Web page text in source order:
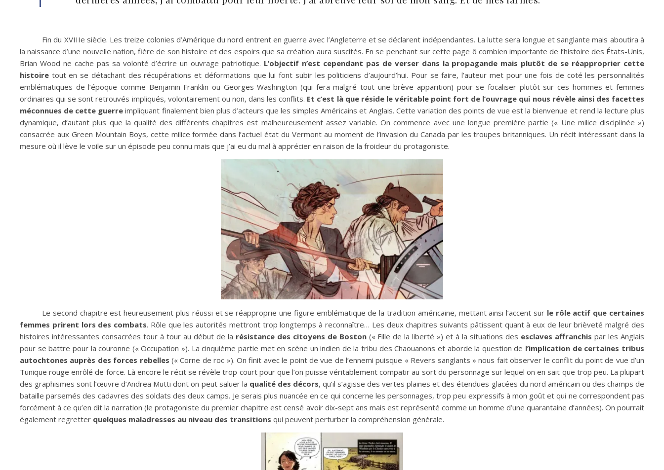
Fin du XVIIIe siècle. Les treize colonies d’Amérique du nord entrent en guerre avec l’Angleterre et se déclarent indépendantes. La lutte sera longue et sanglante mais aboutira à
la naissance d’une nouvelle nation, fière de son histoire et des espoirs que sa création aura suscités. En se penchant sur cette page ô combien importante de l’histoire des États-Unis,
Brian Wood ne cache pas sa volonté d’écrire un ouvrage patriotique. L’objectif n’est cependant pas de verser dans la propagande mais plutôt de se réapproprier cette
histoire tout en se détachant des récupérations et déformations que lui font subir les politiciens d’aujourd’hui. Pour se faire, l’auteur met pour une fois de coté les personnalités
emblématiques de l’époque comme Benjamin Franklin ou Georges Washington (qui fera malgré tout une brève apparition) pour se focaliser plutôt sur ces hommes et femmes
ordinaires qui se sont retrouvés impliqués, volontairement ou non, dans les conflits. Et c’est là que réside le véritable point fort de l’ouvrage qui nous révèle ainsi des facettes
méconnues de cette guerre impliquant finalement bien plus d’acteurs que les simples Américains et Anglais. Cette variation des points de vue est la bienvenue et rend la lecture plus
dynamique, d’autant plus que la qualité des différents chapitres est malheureusement assez variable. On commence avec une longue première partie (« Une milice disciplinée »)
consacrée aux Green Mountain Boys, cette milice formée dans l’actuel état du Vermont au moment de l’invasion du Canada par les troupes britanniques. Un récit intéressant dans la
mesure où il lève le voile sur un épisode peu connu mais que j’ai eu du mal à apprécier en raison de la froideur du protagoniste.
Le second chapitre est heureusement plus réussi et se réapproprie une figure emblématique de la tradition américaine, mettant ainsi l’accent sur le rôle actif que certaines
femmes prirent lors des combats. Rôle que les autorités mettront trop longtemps à reconnaître… Les deux chapitres suivants pâtissent quant à eux de leur brièveté malgré des
histoires intéressantes consacrées tour à tour au début de la résistance des citoyens de Boston(« Fille de la liberté ») et à la situations des esclaves affranchis par les Anglais
pour se battre pour la couronne (« Occupation »). La cinquième partie met en scène un indien de la tribu des Chaouanons et aborde la question de l’implication de certaines tribus
autochtones auprès des forces rebelles (« Corne de roc »). On finit avec le point de vue de l’ennemi puisque « Revers sanglants » nous fait observer le conflit du point de vue d’un
Tunique rouge enrôlé de force. Là encore le récit se révèle trop court pour que l’on puisse véritablement compatir au sort du personnage sur lequel on en sait que trop peu. La plupart
des graphismes sont l’œuvre d’Andrea Mutti dont on peut saluer la qualité des décors, qu’il s’agisse des vertes plaines et des étendues glacées du nord américain ou des champs de
bataille parsemés des cadavres des soldats des deux camps. Je serais plus nuancée en ce qui concerne les personnages, trop peu expressifs à mon goût et qui ne correspondent pas
forcément à ce qu’en dit la narration (le protagoniste du premier chapitre est censé avoir dix-sept ans mais est représenté comme un homme d’une quarantaine d’années). On pourrait
également regretter quelques maladresses au niveau des transitions qui peuvent perturber la compréhension générale.